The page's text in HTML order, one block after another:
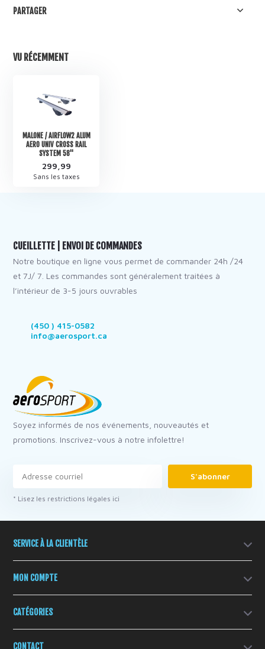
PARTAGER
VU RÉCEMMENT
MALONE / AIRFLOW2 ALUM
AERO UNIV CROSS RAIL
SYSTEM 58"
299,99
Sans les taxes
CUEILLETTE | ENVOI DE COMMANDES
Notre boutique en ligne vous permet de commander 24h /24
et 7J/ 7. Les commandes sont généralement traitées à
l’intérieur de 3-5 jours ouvrables
(450 ) 415-0582
info@aerosport.ca
Soyez informés de nos événements, nouveautés et
promotions. Inscrivez-vous à notre infolettre!
S'abonner
* Lisez les restrictions légales ici
SERVICE À LA CLIENTÈLE
MON COMPTE
CATÉGORIES
CONTACT